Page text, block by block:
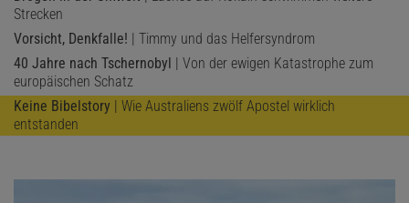
Strecken
Vorsicht, Denkfalle! | Timmy und das Helfersyndrom
40 Jahre nach Tschernobyl | Von der ewigen Katastrophe zum
europäischen Schatz
Keine Bibelstory | Wie Australiens zwölf Apostel wirklich
entstanden